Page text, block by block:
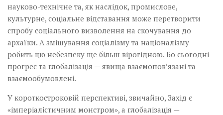
науково-технічне та, як наслідок, промислове,
культурне, соціальне відставання може перетворити
спробу соціального визволення на скочування до
архаїки. А змішування соціалізму та націоналізму
робить цю небезпеку ще більш вірогідною. Бо сьогодні
прогрес та глобалізація — явища взаємопов’язані та
взаємообумовлені.
У короткостроковій перспективі, звичайно, Захід є
«імперіалістичним монстром», а глобалізація —